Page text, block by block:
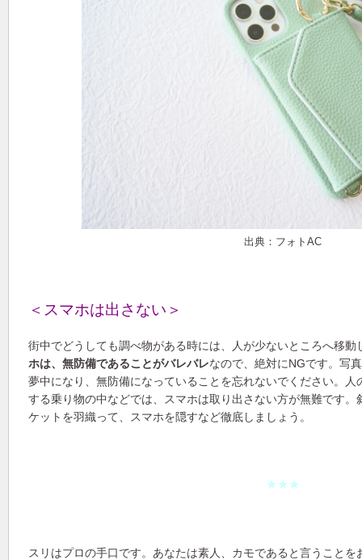
出典：フォトAC
＜スマホは出さない＞
街中でどうしても調べ物がある時には、人が少ないところへ移動
ホは、無防備であることがバレバレなので、絶対にNGです。写
夢中になり、無防備になっていることを忘れないでください。
する乗り物の中などでは、スマホは取り出さない方が無難です
ケットを羽織って、スマホを隠すなど徹底しましょう。
★★★
スリはプロの手口です。あなたは素人、カモであると言うこと